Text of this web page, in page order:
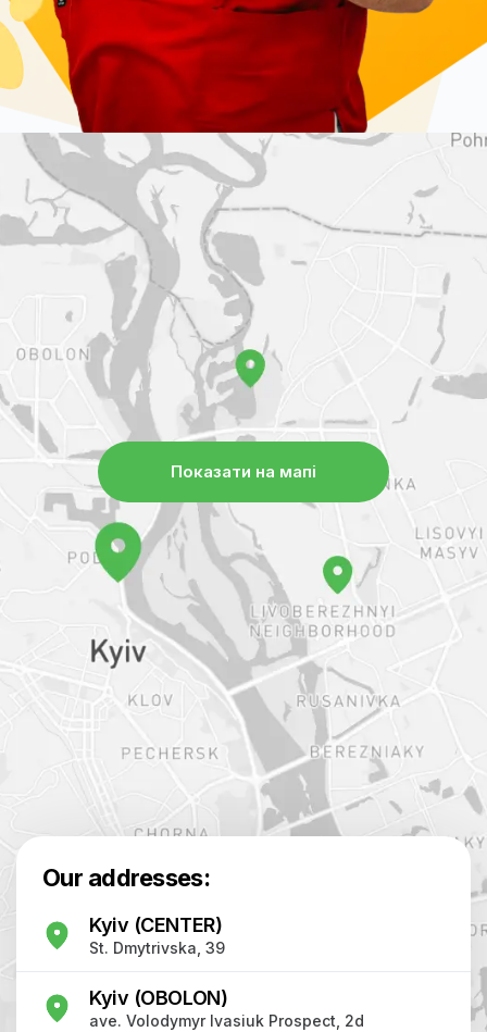
Our addresses:
Kyiv (CENTER)
St. Dmytrivska, 39
Kyiv (OBOLON)
ave. Volodymyr Ivasiuk Prospect, 2d
Показати на мапі